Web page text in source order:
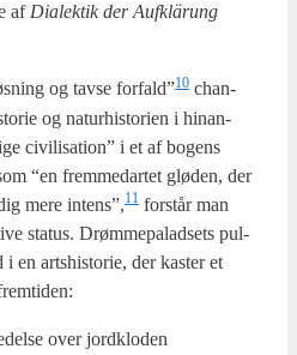
af Dia­lek­tik der Auf­klärung
og tav­se forfald”10 chan­
og natur­hi­sto­ri­en i hin­an­
civi­li­sa­tion” i et af bogens
“en frem­me­d­ar­tet glø­den, der
mere intens”,11 for­står man
sta­tus. Drøm­me­pa­lad­sets pul­
en arts­hi­sto­rie, der kaster et
over jord­klo­den